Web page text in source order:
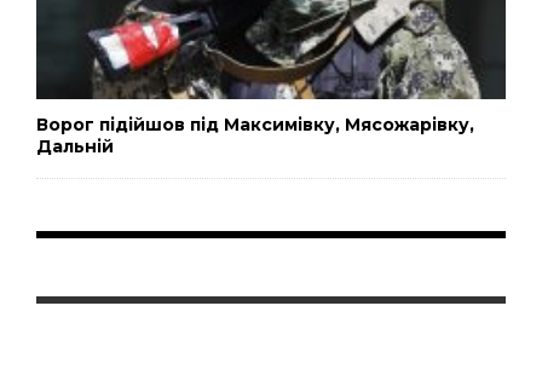
Ворог підійшов під Максимівку, Мясожарівку,
Дальній